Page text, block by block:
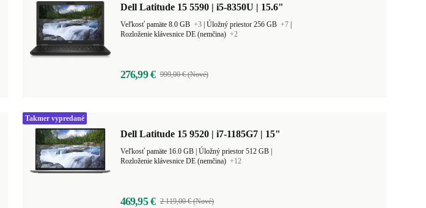
Dell Latitude 15 5590 | i5-8350U | 15.6"
Veľkosť pamäte 8.0 GB +3 Úložný priestor 256 GB +7
Rozloženie klávesnice DE (nemčina) +2
276,99 € 999,00 € (Nové)
Dell Latitude 15 9520 | i7-1185G7 | 15"
Rozloženie klávesnice DE (nemčina) +12
469,95 € 2 119,00 € (Nové)
Takmer vypredané